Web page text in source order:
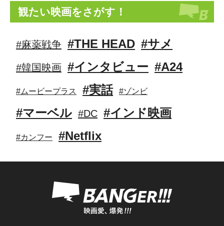
観たい映画をさがす！
#麻薬戦争 #THE HEAD #サメ
#韓国映画 #インタビュー #A24
#ムービープラス #実話 #ゾンビ
#マーベル #DC #インド映画
#カンフー #Netflix